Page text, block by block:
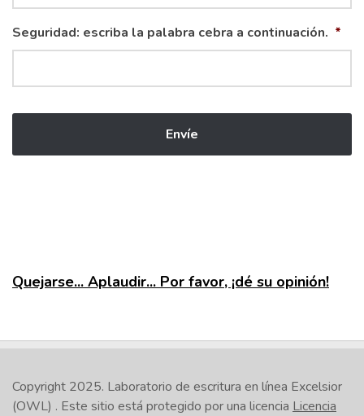
Seguridad: escriba la palabra cebra a continuación. *
Quejarse... Aplaudir... Por favor, ¡dé su opinión!
Copyright 2025. Laboratorio de escritura en línea Excelsior
(OWL) . Este sitio está protegido por una licencia Licencia